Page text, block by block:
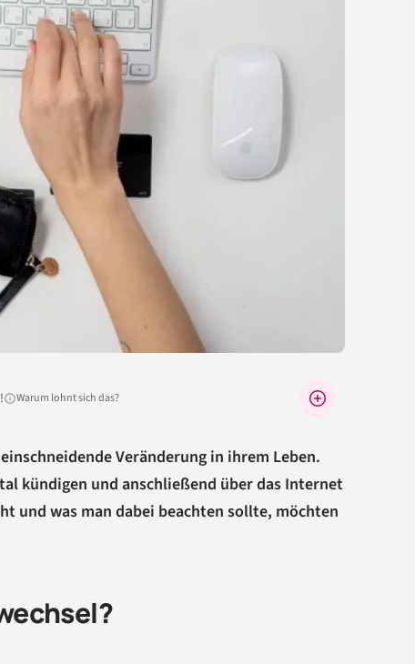
Warum lohnt sich das?
Veränderung in ihrem Leben.
kündigen und anschließend über das Internet
und was man dabei beachten sollte, möchten